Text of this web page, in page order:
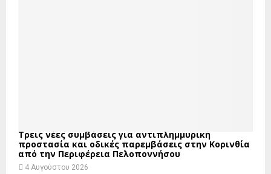
Τρεις νέες συμβάσεις για αντιπλημμυρική
προστασία και οδικές παρεμβάσεις στην Κορινθία
από την Περιφέρεια Πελοποννήσου
4 Αυγούστου 2026